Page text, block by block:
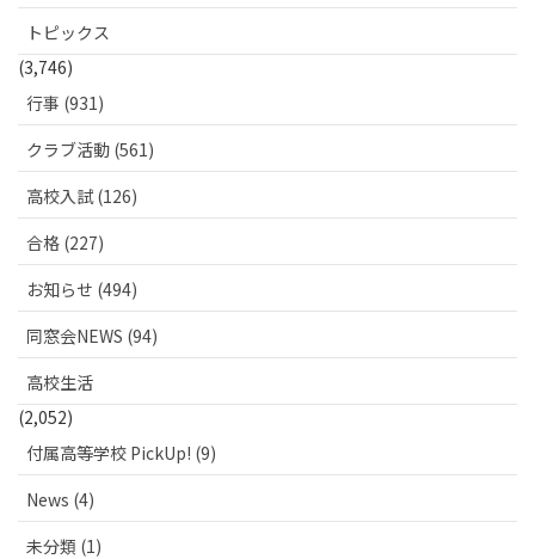
トピックス
(3,746)
行事 (931)
クラブ活動 (561)
高校入試 (126)
合格 (227)
お知らせ (494)
同窓会NEWS (94)
高校生活
(2,052)
付属高等学校 PickUp! (9)
News (4)
未分類 (1)